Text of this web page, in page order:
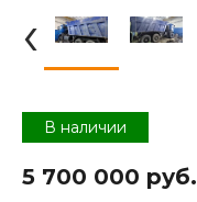
‹
В наличии
5 700 000 руб.